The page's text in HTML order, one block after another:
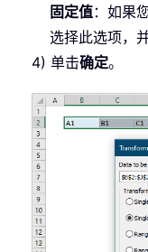
固定值：如果
选择此选项，
4) 单击确定。